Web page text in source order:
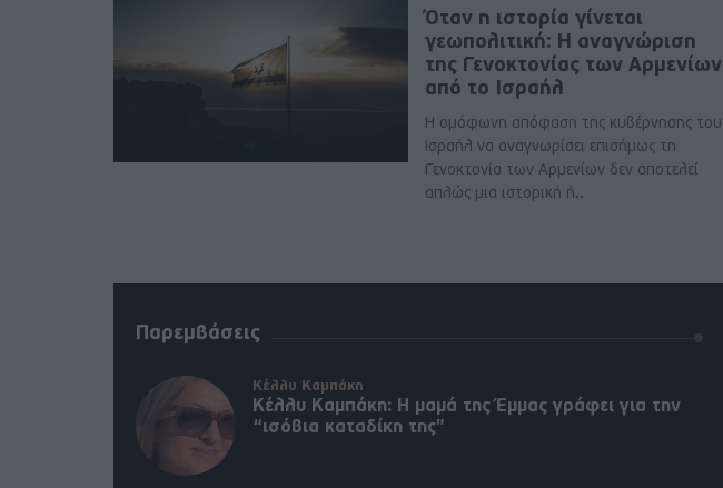
Όταν η ιστορία γίνεται
γεωπολιτική: Η αναγνώριση
της Γενοκτονίας των Αρμενίων
από το Ισραήλ
Η ομόφωνη απόφαση της κυβέρνησης του
Ισραήλ να αναγνωρίσει επισήμως τη
Γενοκτονία των Αρμενίων δεν αποτελεί
απλώς μια ιστορική ή..
Παρεμβάσεις
Κέλλυ Καμπάκη
Κέλλυ Καμπάκη: Η μαμά της Έμμας γράφει για την
“ισόβια καταδίκη της”